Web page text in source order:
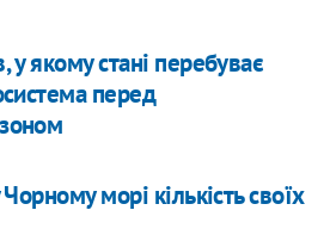
у якому стані перебуває
перед
морі кількість своїх